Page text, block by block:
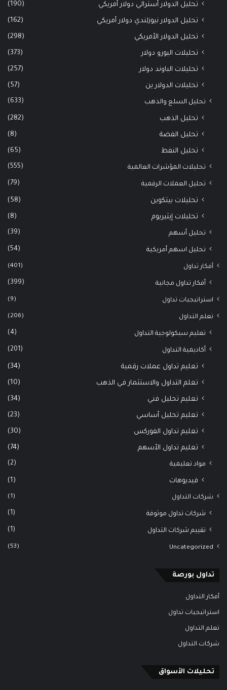
تحليل الدولار أسترالي دولار أمريكي (190)
تحليل الدولار نيوزلندي دولار أمريكي (162)
تحليل الدولار الأمريكي (298)
تحليلات اليورو دولار (373)
تحليلات الباوند دولار (257)
تحليلات الدولار ين (57)
تحليل السلع والذهب (633)
تحليل الذهب (282)
تحليل الفضة (8)
تحليل النفط (65)
تحليلات المؤشرات العالمية (555)
تحليل العملات الرقمية (79)
تحليلات بيتكوين (58)
تحليلات إيثيريوم (8)
تحليل أسهم (39)
تحليل اسهم أمريكية (54)
أفكار تداول (401)
أفكار تداول مجانية (399)
استراتيجيات تداول (9)
تعلم التداول (206)
تعليم سيكولوجية التداول (4)
أكاديمية التداول (201)
تعليم تداول عملات رقمية (34)
تعلم التداول والاستثمار في الذهب (10)
تعليم تحليل فني (34)
تعليم تحليل أساسي (23)
تعليم تداول الفوركس (30)
تعليم تداول الأسهم (74)
مواد تعليمية (2)
فيديوهات (1)
شركات التداول (1)
شركات تداول موثوقة (1)
تقييم شركات التداول (1)
Uncategorized
(53)
تداول بورصة
أفكار التداول
استراتيجيات تداول
تعلم التداول
شركات التداول
تحليلات الأسواق